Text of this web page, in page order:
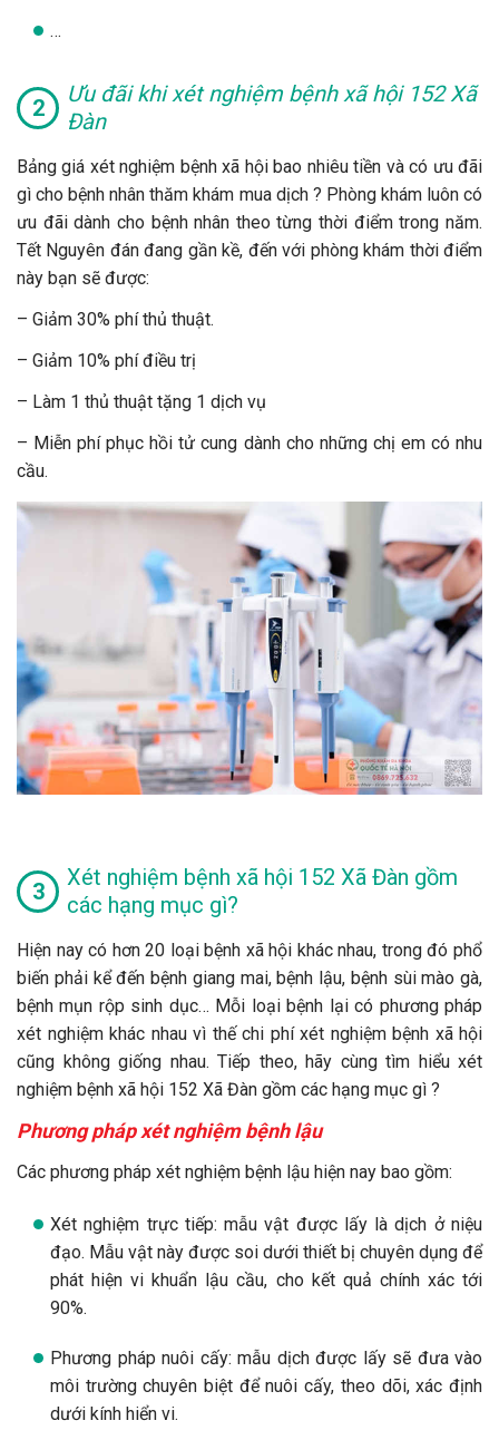
…
Ưu đãi khi xét nghiệm bệnh xã hội 152 Xã
Đàn
Bảng giá xét nghiệm bệnh xã hội bao nhiêu tiền và có ưu đãi
gì cho bệnh nhân thăm khám mua dịch ? Phòng khám luôn có
ưu đãi dành cho bệnh nhân theo từng thời điểm trong năm.
Tết Nguyên đán đang gần kề, đến với phòng khám thời điểm
này bạn sẽ được:
– Giảm 30% phí thủ thuật.
– Giảm 10% phí điều trị
– Làm 1 thủ thuật tặng 1 dịch vụ
– Miễn phí phục hồi tử cung dành cho những chị em có nhu
cầu.
Xét nghiệm bệnh xã hội 152 Xã Đàn gồm
các hạng mục gì?
Hiện nay có hơn 20 loại bệnh xã hội khác nhau, trong đó phổ
biến phải kể đến bệnh giang mai, bệnh lậu, bệnh sùi mào gà,
bệnh mụn rộp sinh dục… Mỗi loại bệnh lại có phương pháp
xét nghiệm khác nhau vì thế chi phí xét nghiệm bệnh xã hội
cũng không giống nhau. Tiếp theo, hãy cùng tìm hiểu xét
nghiệm bệnh xã hội 152 Xã Đàn gồm các hạng mục gì ?
Phương pháp xét nghiệm bệnh lậu
Các phương pháp xét nghiệm bệnh lậu hiện nay bao gồm:
Xét nghiệm trực tiếp: mẫu vật được lấy là dịch ở niệu
đạo. Mẫu vật này được soi dưới thiết bị chuyên dụng để
phát hiện vi khuẩn lậu cầu, cho kết quả chính xác tới
90%.
Phương pháp nuôi cấy: mẫu dịch được lấy sẽ đưa vào
môi trường chuyên biệt để nuôi cấy, theo dõi, xác định
dưới kính hiển vi.